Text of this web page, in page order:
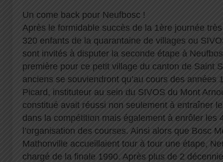
Un come back pour Neufbosc !
Après le formidable succès de la 1ère journée
320 enfants de la quarantaine de villages ou
sont invités à disputer la seconde étape à
première pour ce petit village du canton de Saint
anciens se souviendront qu’au cours des années
Picard, instituteur au sein du SIVOS du Mont
constitué avait réussi non seulement à entraîner
dans la compétition mais également à enrôler les
l’organisation des courses. Ainsi alors que Bosc
Mathonville accueillaient tour à tour une étape,
chargé de la finale 1990. Après plus de 2